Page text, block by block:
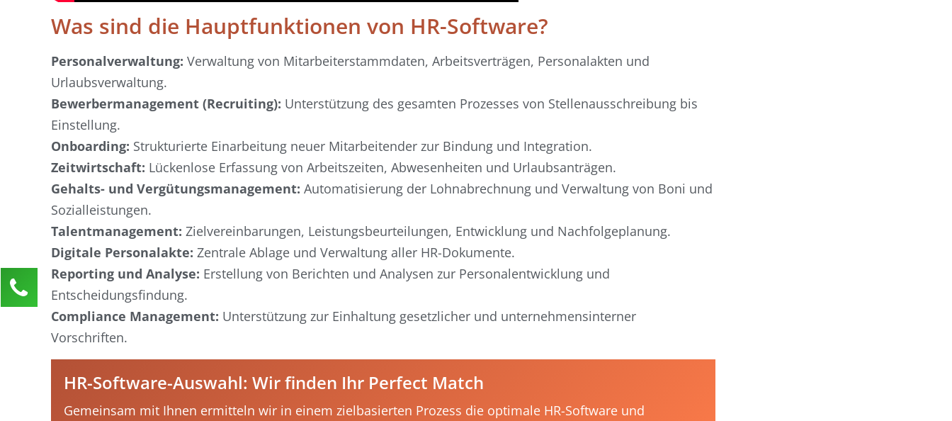
Was sind die Hauptfunktionen von HR-Software?
Personalverwaltung: Verwaltung von Mitarbeiterstammdaten, Arbeitsverträgen, Personalakten und
Urlaubsverwaltung.
Bewerbermanagement (Recruiting): Unterstützung des gesamten Prozesses von Stellenausschreibung bis
Einstellung.
Onboarding: Strukturierte Einarbeitung neuer Mitarbeitender zur Bindung und Integration.
Zeitwirtschaft: Lückenlose Erfassung von Arbeitszeiten, Abwesenheiten und Urlaubsanträgen.
Gehalts- und Vergütungsmanagement: Automatisierung der Lohnabrechnung und Verwaltung von Boni und
Sozialleistungen.
Talentmanagement: Zielvereinbarungen, Leistungsbeurteilungen, Entwicklung und Nachfolgeplanung.
Digitale Personalakte: Zentrale Ablage und Verwaltung aller HR-Dokumente.
Reporting und Analyse: Erstellung von Berichten und Analysen zur Personalentwicklung und
Entscheidungsfindung.
Compliance Management: Unterstützung zur Einhaltung gesetzlicher und unternehmensinterner
Vorschriften.
HR-Software-Auswahl: Wir finden Ihr Perfect Match
Gemeinsam mit Ihnen ermitteln wir in einem zielbasierten Prozess die optimale HR-Software und
Kontaktieren Sie uns!
Nadja Messer
Kundenservice